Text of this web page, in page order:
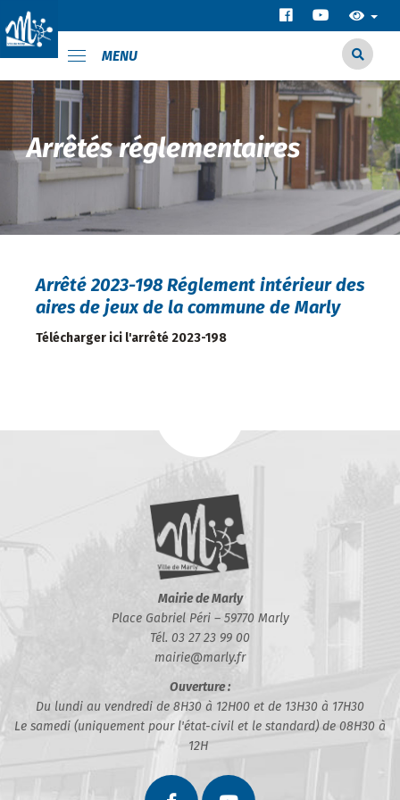
MENU
Arrêtés réglementaires
Arrêté 2023-198 Réglement intérieur des
aires de jeux de la commune de Marly
Télécharger ici l'arrêté 2023-198
Mairie de Marly
Place Gabriel Péri – 59770 Marly
Tél. 03 27 23 99 00
mairie@marly.fr
Ouverture :
Du lundi au vendredi de 8H30 à 12H00 et de 13H30 à 17H30
Le samedi (uniquement pour l'état-civil et le standard) de 08H30 à
12H